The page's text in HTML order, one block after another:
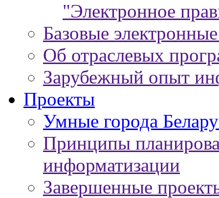
"Электронное
Базовые
Об отраслевых
Зарубежный опыт
Проекты
Умные города
Принципы
информатизации
Завершенные